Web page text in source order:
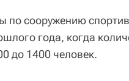
сооружению
года, когда
до 1400 человек.